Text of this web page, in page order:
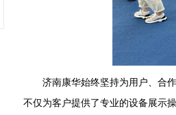
济南康华始终坚持为用户、合作
不仅为客户提供了专业的设备展示